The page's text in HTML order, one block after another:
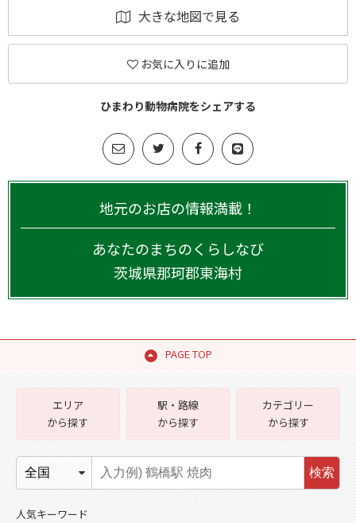
大きな地図で見る
お気に入りに追加
ひまわり動物病院をシェアする
地元のお店の情報満載！
あなたのまちのくらしなび
茨城県那珂郡東海村
PAGE TOP
エリア
から探す
駅・路線
から探す
カテゴリー
から探す
検索
人気キーワード